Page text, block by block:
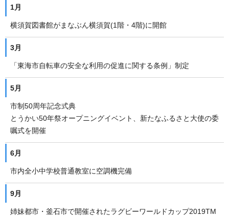
1月
横須賀図書館がまなぶん横須賀(1階・4階)に開館
3月
「東海市自転車の安全な利用の促進に関する条例」制定
5月
市制50周年記念式典
とうかい50年祭オープニングイベント、新たなふるさと大使の委
嘱式を開催
6月
市内全小中学校普通教室に空調機完備
9月
姉妹都市・釜石市で開催されたラグビーワールドカップ2019TM